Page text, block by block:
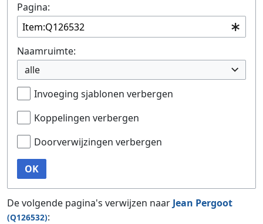
Pagina:
Naamruimte:
alle
Invoeging sjablonen verbergen
Koppelingen verbergen
Doorverwijzingen verbergen
OK
De volgende pagina's verwijzen naar Jean Pergoot
(Q126532):